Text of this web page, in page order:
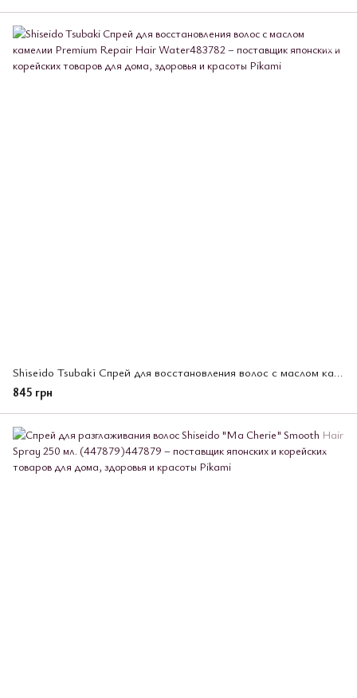
Shiseido Tsubaki Спрей для восстановления волос с маслом камелии Premium Repair Hair Water
845 грн